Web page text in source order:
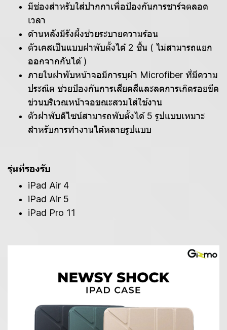
มีช่องสำหรับใส่ปากกาเพื่อป้องกันการชาร์จตลอด
เวลา
ด้านหลังมีรังผึ้งช่วยระบายความร้อน
ตัวเคสเป็นแบบฝาพับตั้งได้ 2 ชิ้น ( ไม่สามารถแยก
ออกจากกันได้ )
ภายในฝาพับหน้าจอมีการบุผ้า Microfiber ที่มีความ
ประณีต ช่วยป้องกันการเสียดสีและลดการเกิดรอยขีด
ข่วนบริเวณหน้าจอขณะสวมใส่ใช้งาน
ตัวฝาพับดีไซน์สามารถพับตั้งได้ 5 รูปแบบเหมาะ
สำหรับการทำงานได้หลายรูปแบบ
รุ่นที่รองรับ
iPad Air 4
iPad Air 5
iPad Pro 11